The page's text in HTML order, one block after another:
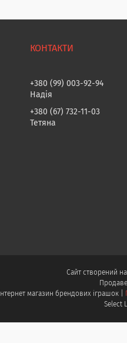
+380 (99) 003-92-94
Надія
+380 (67) 732-11-03
Тетяна
Сайт створений
Select